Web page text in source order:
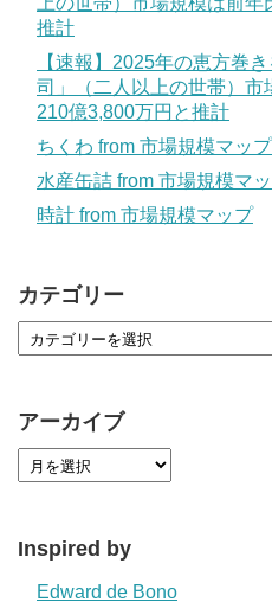
推計
【速報】2025年の恵方巻
司」（二人以上の世帯）
210億3,800万円と推計
ちくわ from 市場規模マップ
水産缶詰 from 市場規模マ
時計 from 市場規模マップ
カテゴリー
アーカイブ
Inspired by
Edward de Bono